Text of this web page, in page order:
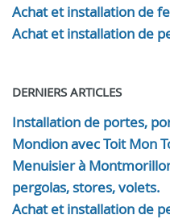
Achat et installation de
Achat et installation de
DERNIERS ARTICLES
Installation de portes,
Mondion avec Toit Mon
Menuisier à
pergolas, stores, volets.
Achat et installation de